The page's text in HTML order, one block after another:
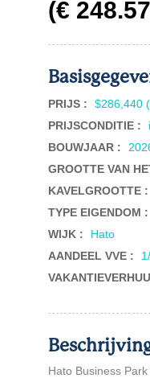
(€
PRIJS :
$286,440
PRIJSCONDITIE :
BOUWJAAR :
GROOTTE VAN
KAVELGROOTTE :
TYPE EIGENDOM :
WIJK :
Hato
AANDEEL VVE :
Hato Business